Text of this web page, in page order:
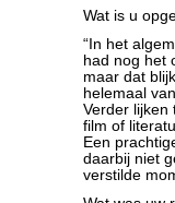
Wat is u
“In het
had nog het
maar dat
helemaal
Verder lijken
film of
Een
daarbij niet
verstilde